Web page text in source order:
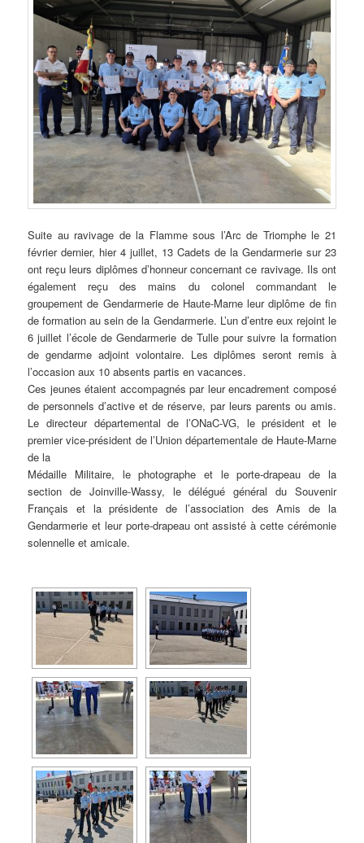
Suite au ravivage de la Flamme sous l’Arc de Triomphe le 21
février dernier, hier 4 juillet, 13 Cadets de la Gendarmerie sur 23
ont reçu leurs diplômes d’honneur concernant ce ravivage. Ils ont
également reçu des mains du colonel commandant le
groupement de Gendarmerie de Haute-Marne leur diplôme de fin
de formation au sein de la Gendarmerie. L’un d’entre eux rejoint le
6 juillet l’école de Gendarmerie de Tulle pour suivre la formation
de gendarme adjoint volontaire. Les diplômes seront remis à
l’occasion aux 10 absents partis en vacances.
Ces jeunes étaient accompagnés par leur encadrement composé
de personnels d’active et de réserve, par leurs parents ou amis.
Le directeur départemental de l’ONaC-VG, le président et le
premier vice-président de l’Union départementale de Haute-Marne
de la
Médaille Militaire, le photographe et le porte-drapeau de la
section de Joinville-Wassy, le délégué général du Souvenir
Français et la présidente de l’association des Amis de la
Gendarmerie et leur porte-drapeau ont assisté à cette cérémonie
solennelle et amicale.